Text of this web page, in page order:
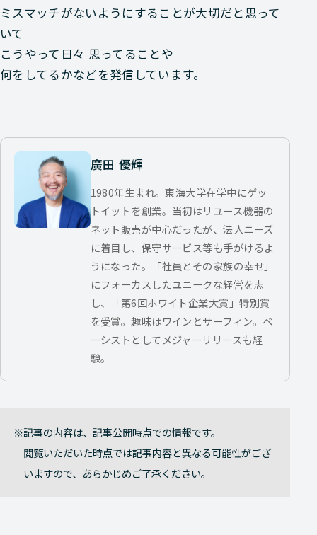
ミスマッチがないようにすることが大切だと思って
いて
こうやって日々 思ってることや
何をしてるかなどを発信しています。
廣田 優輝
1980年生まれ。東海大学在学中にゲッ
トイットを創業。当初はリユース機器の
ネット販売が中心だったが、法人ニーズ
に着目し、保守サービス等も手がけるよ
うになった。「社員とその家族の幸せ」
にフォーカスしたユニークな経営を志
し、「第6回ホワイト企業大賞」特別賞
を受賞。趣味はワインとサーフィン。ベ
ーシストとしてメジャーリリースも経
験。
記事の内容は、記事公開時点での情報です。
閲覧いただいた時点では記事内容と異なる可能性がござ
いますので、あらかじめご了承ください。